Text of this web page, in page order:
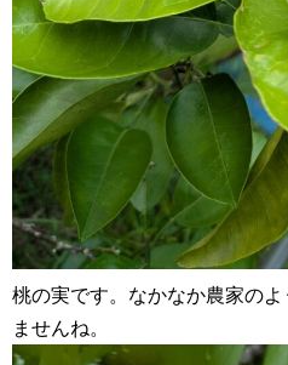
桃の実です。なかなか農家の
ませんね。